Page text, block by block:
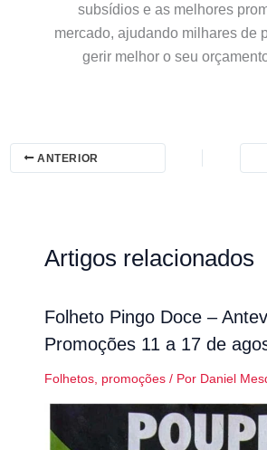
subsídios e as melhores
mercado, ajudando milhares de
gerir melhor o seu
ANTERIOR
Artigos relacionados
Folheto Pingo Doce –
Promoções 11 a 17 de
Folhetos, promoções/ Por Daniel